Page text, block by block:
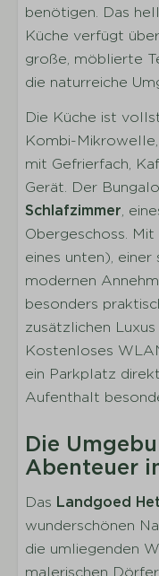
Kühlschrank
Gaskochfeld
Kombi-
Schlafen
Anzahl der
Anzahl der
Anzahl der
Obergeschoss/
Anzahl der
Inklusive
Kleiderschrank
Anzahl der
Anzahl der
Badezimmer im
Dusche
Separate
benötigen. Das
Küche verfügt
große, möblierte
die naturreiche
Die Küche ist
Kombi-Mikrowelle,
mit Gefrierfach,
Gerät. Der
Schlafzimmer,
Obergeschoss. Mit
eines unten),
modernen
besonders
zusätzlichen
Kostenloses
ein Parkplatz
Aufenthalt
Die
Abenteuer
Das Landgoed
wunderschönen
die umliegenden
malerischen